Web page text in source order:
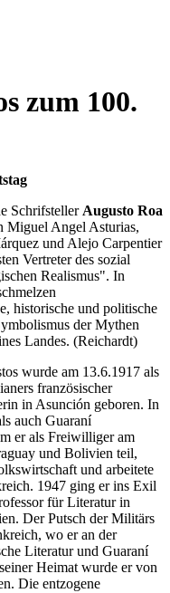
zum 100.
Schrifsteller Augusto Roa
Miguel Angel Asturias,
und Alejo Carpentier
Vertreter des sozial
Realismus". In
historische und politische
der Mythen
Landes. (Reichardt)
wurde am 13.6.1917 als
französischer
in Asunción geboren. In
auch Guaraní
er als Freiwilliger am
und Bolivien teil,
und arbeitete
1947 ging er ins Exil
für Literatur in
Der Putsch der Militärs
wo er an der
Literatur und Guaraní
Heimat wurde er von
Die entzogene